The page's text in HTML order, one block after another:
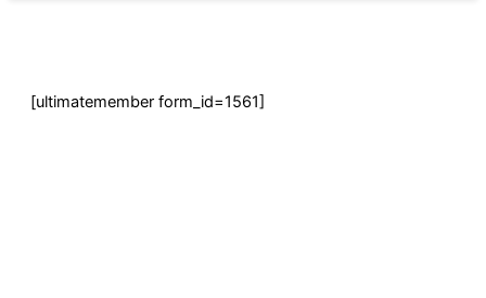
[ultimatemember form_id=1561]